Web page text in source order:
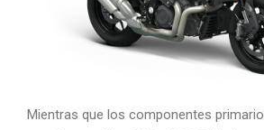
Mientras que los componentes